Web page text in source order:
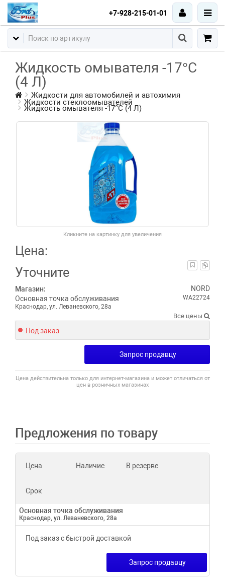
+7-928-215-01-01
Жидкость омывателя -17°С
(4 Л)
Жидкости для автомобилей и автохимия
Жидкости стеклоомывателей
Жидкость омывателя -17°С (4 Л)
Кликните на картинку для увеличения
Цена:
Уточните
Магазин:
Основная точка обслуживания
Краснодар, ул. Леваневского, 28а
NORD
WA22724
Все цены
Под заказ
Запрос продавцу
Цена действительна только для интернет-магазина и может отличаться от
цен в розничных магазинах
Предложения по товару
Цена Наличие В резерве
Срок
Основная точка обслуживания
Краснодар, ул. Леваневского, 28а
Под заказ с быстрой доставкой
Запрос продавцу